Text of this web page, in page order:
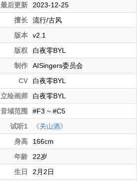
最后更新
2023-12-25
擅长
流行/古风
版本
v2.1
版权
白夜零BYL
制作
AISingers委员会
CV
白夜零BYL
立绘画师
白夜零BYL
音域范围
#F3 ~ #C5
试听1
《关山酒》
身高
166cm
年龄
22岁
生日
2月2日